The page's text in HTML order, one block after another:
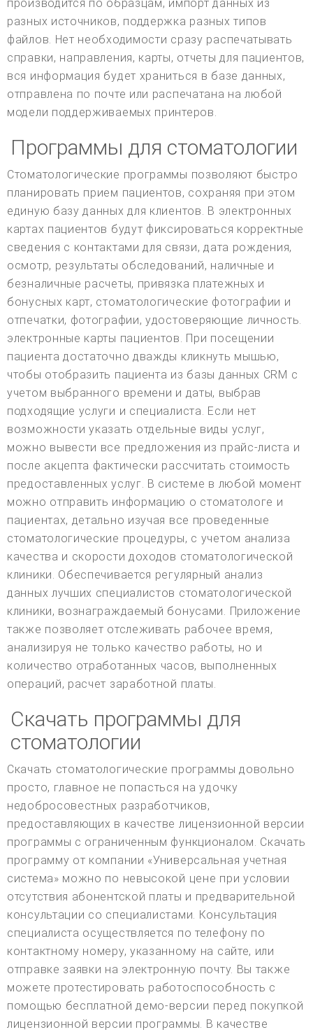
производится по образцам, импорт данных из
разных источников, поддержка разных типов
файлов. Нет необходимости сразу распечатывать
справки, направления, карты, отчеты для пациентов,
вся информация будет храниться в базе данных,
отправлена по почте или распечатана на любой
модели поддерживаемых принтеров.
Программы для стоматологии
Стоматологические программы позволяют быстро
планировать прием пациентов, сохраняя при этом
единую базу данных для клиентов. В электронных
картах пациентов будут фиксироваться корректные
сведения с контактами для связи, дата рождения,
осмотр, результаты обследований, наличные и
безналичные расчеты, привязка платежных и
бонусных карт, стоматологические фотографии и
отпечатки, фотографии, удостоверяющие личность.
электронные карты пациентов. При посещении
пациента достаточно дважды кликнуть мышью,
чтобы отобразить пациента из базы данных CRM с
учетом выбранного времени и даты, выбрав
подходящие услуги и специалиста. Если нет
возможности указать отдельные виды услуг,
можно вывести все предложения из прайс-листа и
после акцепта фактически рассчитать стоимость
предоставленных услуг. В системе в любой момент
можно отправить информацию о стоматологе и
пациентах, детально изучая все проведенные
стоматологические процедуры, с учетом анализа
качества и скорости доходов стоматологической
клиники. Обеспечивается регулярный анализ
данных лучших специалистов стоматологической
клиники, вознаграждаемый бонусами. Приложение
также позволяет отслеживать рабочее время,
анализируя не только качество работы, но и
количество отработанных часов, выполненных
операций, расчет заработной платы.
Скачать программы для
стоматологии
Скачать стоматологические программы довольно
просто, главное не попасться на удочку
недобросовестных разработчиков,
предоставляющих в качестве лицензионной версии
программы с ограниченным функционалом. Скачать
программу от компании «Универсальная учетная
система» можно по невысокой цене при условии
отсутствия абонентской платы и предварительной
консультации со специалистами. Консультация
специалиста осуществляется по телефону по
контактному номеру, указанному на сайте, или
отправке заявки на электронную почту. Вы также
можете протестировать работоспособность с
помощью бесплатной демо-версии перед покупкой
лицензионной версии программы. В качестве